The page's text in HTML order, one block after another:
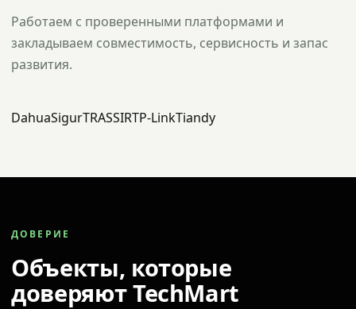
Работаем с проверенными платформами и
закладываем совместимость, сервисность и запас
развития.
DahuaSigurTRASSIRTP-LinkTiandy
ДОВЕРИЕ
Объекты, которые
доверяют TechMart